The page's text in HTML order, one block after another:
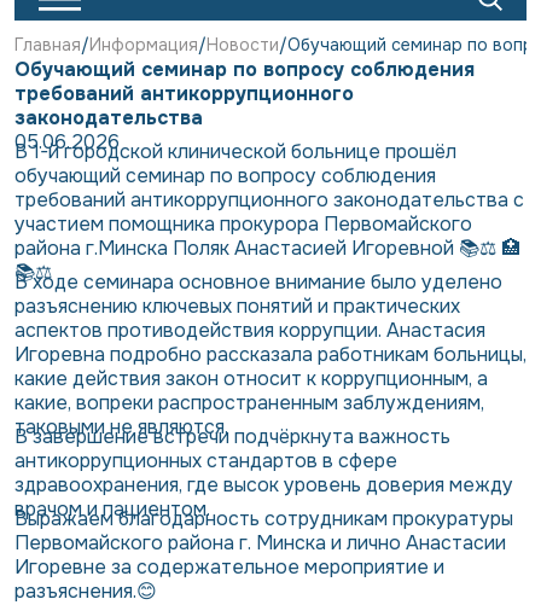
Главная Информация Новости Обучающий семинар по
Обучающий семинар по вопросу соблюдения
требований антикоррупционного
законодательства
05.06.2026
В 1-й городской клинической больнице прошёл
обучающий семинар по вопросу соблюдения
требований антикоррупционного законодательства с
участием помощника прокурора Первомайского
района г.Минска Поляк Анастасией Игоревной 📚⚖️ 🏥
📚⚖️
В ходе семинара основное внимание было уделено
разъяснению ключевых понятий и практических
аспектов противодействия коррупции. Анастасия
Игоревна подробно рассказала работникам больницы,
какие действия закон относит к коррупционным, а
какие, вопреки распространенным заблуждениям,
таковыми не являются.
В завершение встречи подчёркнута важность
антикоррупционных стандартов в сфере
здравоохранения, где высок уровень доверия между
врачом и пациентом.
Выражаем благодарность сотрудникам прокуратуры
Первомайского района г. Минска и лично Анастасии
Игоревне за содержательное мероприятие и
разъяснения.😊